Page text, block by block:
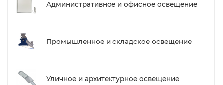
Административное и офисное освещение
Промышленное и складское освещение
Уличное и архитектурное освещение